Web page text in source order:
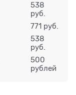
538
руб.
771 руб.
538
руб.
500
рублей